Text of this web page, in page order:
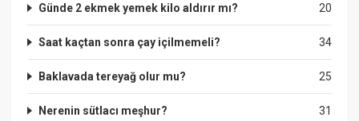
20
Günde 2 ekmek yemek kilo aldırır mı?
34
Saat kaçtan sonra çay içilmemeli?
25
Baklavada tereyağ olur mu?
31
Nerenin sütlacı meşhur?